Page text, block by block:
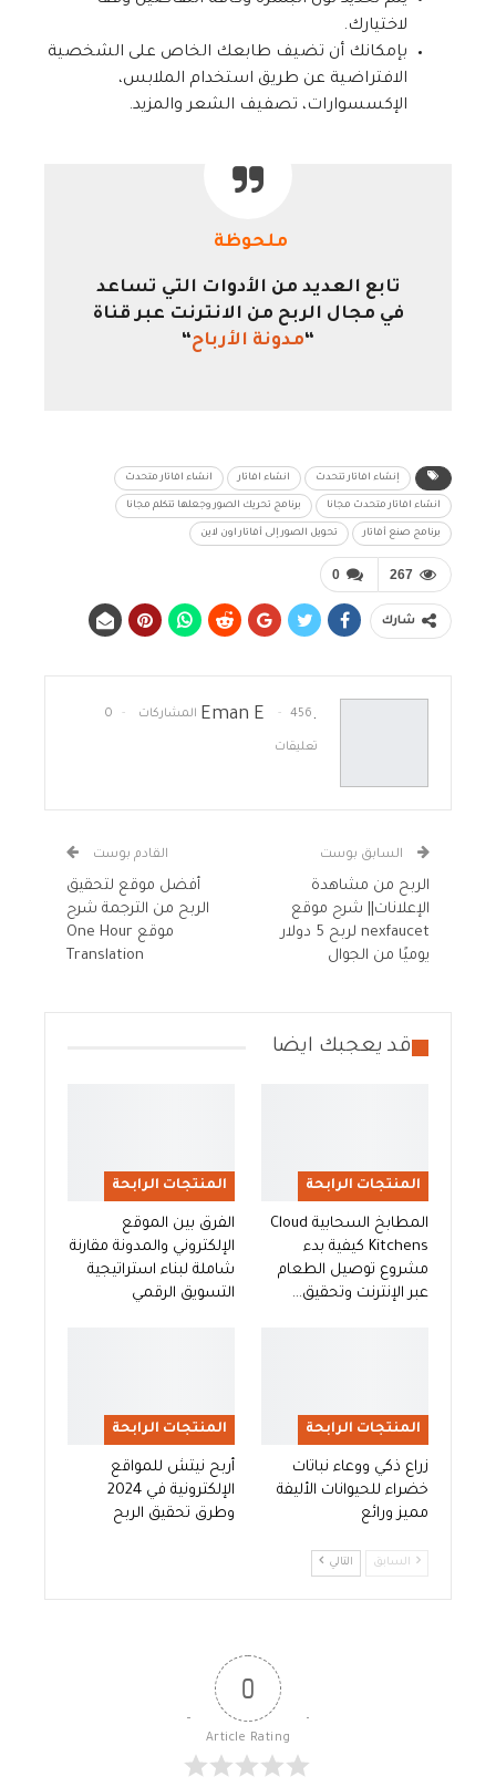
لاختيارك.
بإمكانك أن تضيف طابعك الخاص على الشخصية
الافتراضية عن طريق استخدام الملابس،
الإكسسوارات، تصفيف الشعر والمزيد.
ملحوظة
تابع العديد من الأدوات التي تساعد
في مجال الربح من الانترنت عبر قناة
“مدونة الأرباح“
إنشاء افاتار تتحدث انشاء افاتار انشاء افاتار متحدث
انشاء افاتار متحدث مجانا برنامج تحريك الصور وجعلها تتكلم مجانا
برنامج صنع أفاتار تحويل الصور إلى أفاتار اون لاين
0 267
شارك
.Eman E 456 المشاركات 0
تعليقات
السابق بوست
الربح من مشاهدة
الإعلانات|| شرح موقع
nexfaucet لربح 5 دولار
يوميًا من الجوال
القادم بوست
أفضل موقع لتحقيق
الربح من الترجمة شرح
موقع One Hour
Translation
قد يعجبك ايضا
المنتجات الرابحة
المطابخ السحابية Cloud
Kitchens كيفية بدء
مشروع توصيل الطعام
عبر الإنترنت وتحقيق…
المنتجات الرابحة
الفرق بين الموقع
الإلكتروني والمدونة مقارنة
شاملة لبناء استراتيجية
التسويق الرقمي
المنتجات الرابحة
زراع ذكي ووعاء نباتات
خضراء للحيوانات الأليفة
مميز ورائع
المنتجات الرابحة
أربح نيتش للمواقع
الإلكترونية في 2024
وطرق تحقيق الربح
السابق التالي
0
Article Rating